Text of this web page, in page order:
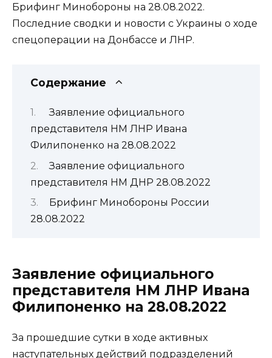
Брифинг Минобороны на 28.08.2022.
Последние сводки и новости с Украины о ходе
спецоперации на Донбассе и ЛНР.
Содержание
Заявление официального
представителя НМ ЛНР Ивана
Филипоненко на 28.08.2022
Заявление официального
представителя НМ ДНР 28.08.2022
Брифинг Минобороны России
28.08.2022
Заявление официального
представителя НМ ЛНР Ивана
Филипоненко на 28.08.2022
За прошедшие сутки в ходе активных
наступательных действий подразделений